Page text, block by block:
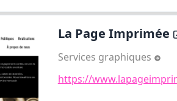
La Page Imprimée
Services graphiques
https://